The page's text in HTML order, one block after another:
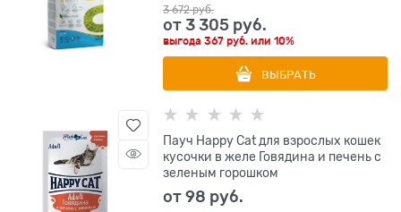
3 672 руб.
от3 305 руб.
выгода367 руб. или10%
ВЫБРАТЬ
Пауч Happy Cat для взрослых кошек
кусочки в желе Говядина и печень с
зеленым горошком
от98 руб.